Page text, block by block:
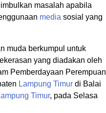
masalah apabila
media sosial yang
muda berkumpul untuk
yang diadakan oleh
Pemberdayaan Perempuan
Lampung Timur di Balai
Timur, pada Selasa